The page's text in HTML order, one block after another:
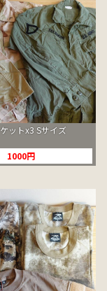
ットx3 Sサイズ
1000円